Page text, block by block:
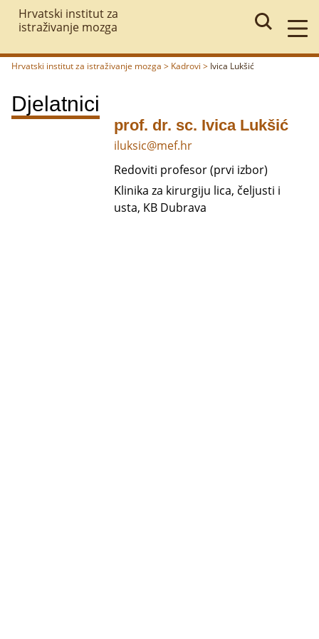
Hrvatski institut za
istraživanje mozga
Hrvatski institut za istraživanje mozga > Kadrovi > Ivica Lukšić
Djelatnici
Povratak
prof. dr. sc. Ivica Lukšić
iluksic@mef.hr
Redoviti profesor (prvi izbor)
Klinika za kirurgiju lica, čeljusti i
usta, KB Dubrava